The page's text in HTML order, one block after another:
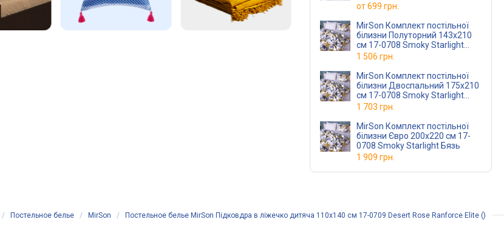
от699 грн.
MirSon Комплект постільної
білизни Полуторний 143х210
см 17-0708 Smoky Starlight
Бязь
1 506 грн.
MirSon Комплект постільної
білизни Двоспальний 175х210
см 17-0708 Smoky Starlight
Бязь
1 703 грн.
MirSon Комплект постільної
білизни Євро 200х220 см 17-
0708 Smoky Starlight Бязь
1 909 грн.
/ Постельное белье / MirSon / Постельное белье MirSon Підковдра в ліжечко дитяча 110x140 см 17-0709 Desert Rose Ranforce Elite ()